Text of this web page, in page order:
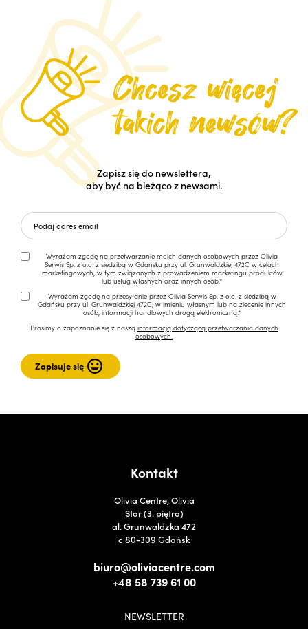
Zapisz się do newslettera,
aby być na bieżąco z newsami.
Wyrażam zgodę na przetwarzanie moich danych osobowych przez Olivia
Serwis Sp. z o.o. z siedzibą w Gdańsku przy ul. Grunwaldzkiej 472C w celach
marketingowych, w tym związanych z prowadzeniem marketingu produktów
lub usług własnych oraz innych osób.*
Wyrażam zgodę na przesyłanie przez Olivia Serwis Sp. z o.o. z siedzibą w
Gdańsku przy ul. Grunwaldzkiej 472C, w imieniu własnym lub na zlecenie innych
osób, informacji handlowych drogą elektroniczną.*
Prosimy o zapoznanie się z naszą informacją dotyczącą przetwarzania danych
osobowych.
Kontakt
Olivia Centre, Olivia
Star (3. piętro)
al. Grunwaldzka 472
c 80-309 Gdańsk
biuro@oliviacentre.com
+48 58 739 61 00
NEWSLETTER